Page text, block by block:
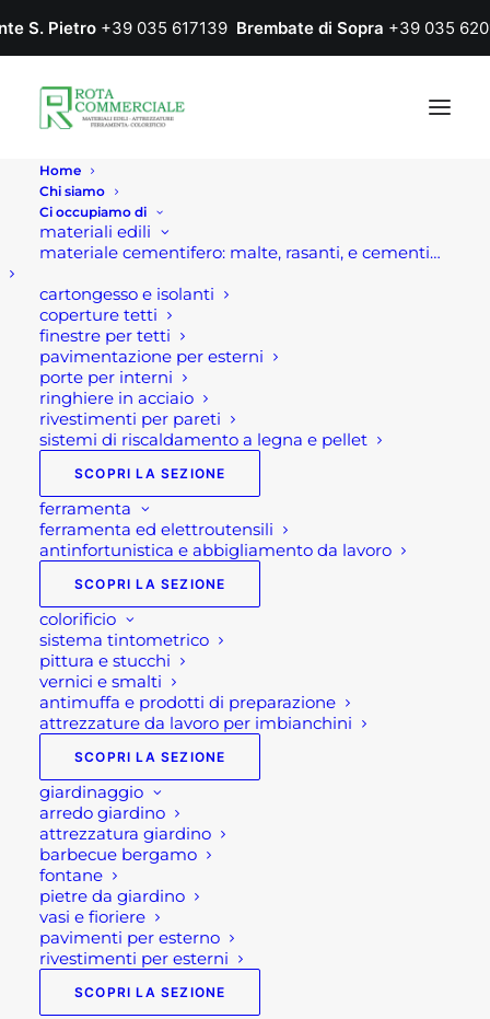
S. Pietro +39 035 617139 Brembate di Sopra +39 035
Home
Chi siamo
Ci occupiamo di
materiali edili
materiale cementifero: malte, rasanti, e cementi…
cartongesso e isolanti
coperture tetti
finestre per tetti
pavimentazione per esterni
porte per interni
ringhiere in acciaio
rivestimenti per pareti
sistemi di riscaldamento a legna e pellet
SCOPRI LA SEZIONE
ferramenta
ferramenta ed elettroutensili
antinfortunistica e abbigliamento da lavoro
SCOPRI LA SEZIONE
colorificio
sistema tintometrico
pittura e stucchi
vernici e smalti
antimuffa e prodotti di preparazione
attrezzature da lavoro per imbianchini
SCOPRI LA SEZIONE
giardinaggio
arredo giardino
attrezzatura giardino
barbecue bergamo
fontane
pietre da giardino
vasi e fioriere
pavimenti per esterno
rivestimenti per esterni
SCOPRI LA SEZIONE
Sistemi anticaduta. I
DPI essenziali: I
collegamenti.
Home
Sistemi anticaduta. I DPI essenziali: I collegamenti.
Sistemi anticaduta. I DPI
essenziali: I
collegamenti.
In questo articolo, tratteremo in particolar modo
dei DPI essenziali (dispositivi di protezione
individuale) che formano dei corretti
anticaduta. In particolar modo dei collegamenti.